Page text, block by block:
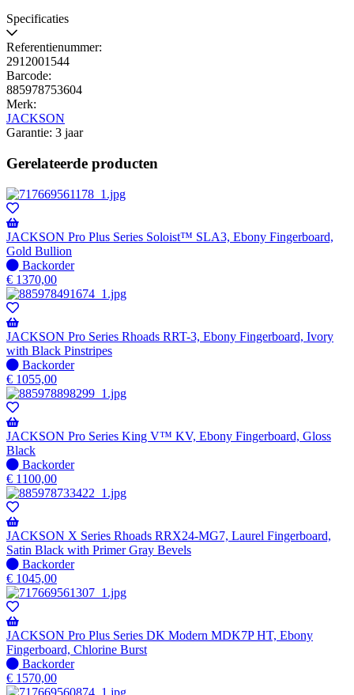
Specificaties
Referentienummer:
2912001544
Barcode:
885978753604
Merk:
JACKSON
Garantie: 3 jaar
Gerelateerde producten
JACKSON Pro Plus Series Soloist™ SLA3, Ebony Fingerboard,
Gold Bullion
Niet
op
voorraad
-
Wordt
verzonden
wanneer
beschikbaar
Backorder
€ 1370,00
JACKSON Pro Series Rhoads RRT-3, Ebony Fingerboard, Ivory
with Black Pinstripes
Niet
op
voorraad
-
Wordt
verzonden
wanneer
beschikbaar
Backorder
€ 1055,00
JACKSON Pro Series King V™ KV, Ebony Fingerboard, Gloss
Black
Niet
op
voorraad
-
Wordt
verzonden
wanneer
beschikbaar
Backorder
€ 1100,00
JACKSON X Series Rhoads RRX24-MG7, Laurel Fingerboard,
Satin Black with Primer Gray Bevels
Niet
op
voorraad
-
Wordt
verzonden
wanneer
beschikbaar
Backorder
€ 1045,00
JACKSON Pro Plus Series DK Modern MDK7P HT, Ebony
Fingerboard, Chlorine Burst
Niet
op
voorraad
Backorder
€ 1570,00